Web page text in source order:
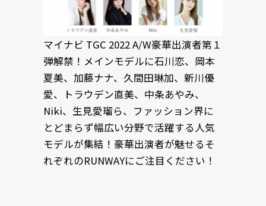
マイナビ TGC 2022 A/W豪華出演者第１
弾解禁！メインモデルに石川恋、岡本
夏美、加藤ナナ、久間田琳加、新川優
愛、トラウデン直美、中条あやみ、
Niki、生見愛瑠ら、ファッション界に
とどまらず幅広い分野で活躍する人気
モデルが集結！豪華出演者が魅せるそ
れぞれのRUNWAYにご注目ください！